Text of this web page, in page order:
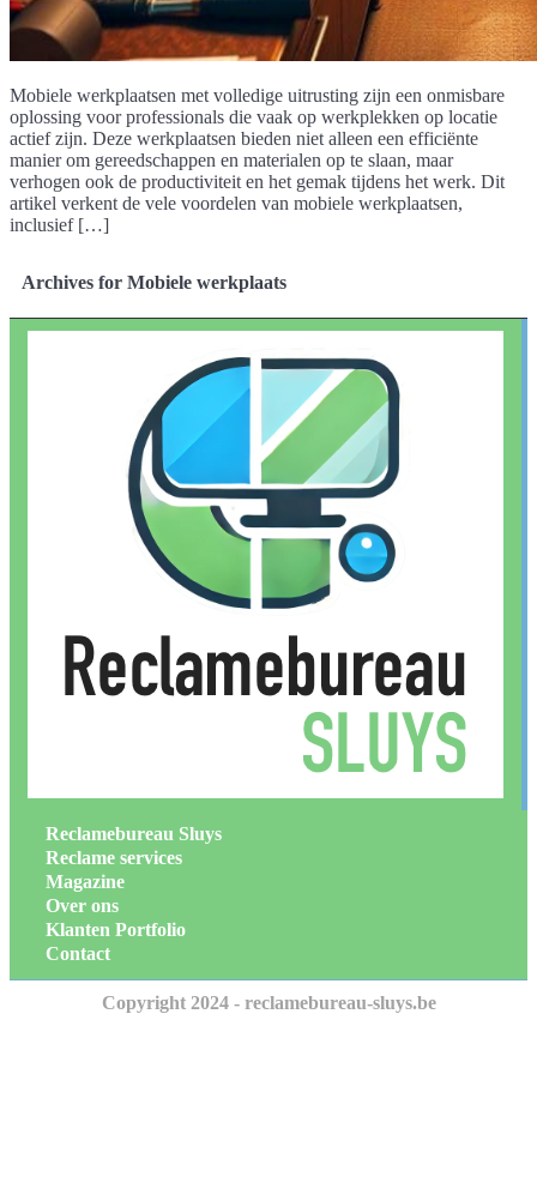
Mobiele werkplaatsen met volledige uitrusting zijn een onmisbare
oplossing voor professionals die vaak op werkplekken op locatie
actief zijn. Deze werkplaatsen bieden niet alleen een efficiënte
manier om gereedschappen en materialen op te slaan, maar
verhogen ook de productiviteit en het gemak tijdens het werk. Dit
artikel verkent de vele voordelen van mobiele werkplaatsen,
inclusief […]
Archives for Mobiele werkplaats
Reclamebureau Sluys
Reclame services
Magazine
Over ons
Klanten Portfolio
Contact
Copyright 2024 - reclamebureau-sluys.be